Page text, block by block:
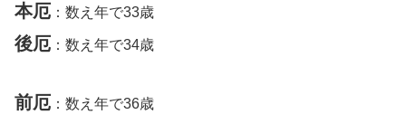
本厄 ：数え年で33歳
後厄 ：数え年で34歳
前厄 ：数え年で36歳